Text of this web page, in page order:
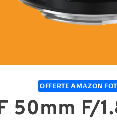
OFFERTE AMAZON
50mm F/